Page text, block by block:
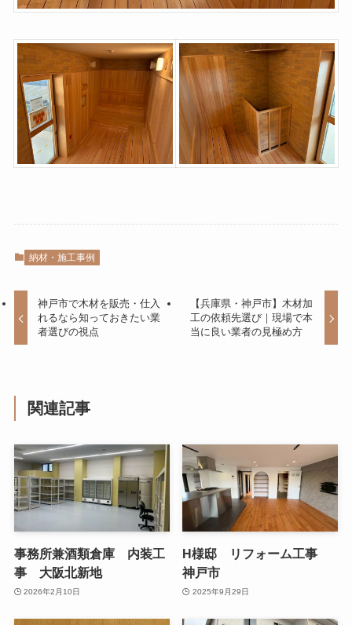
納材・施工事例
神戸市で木材を販売・仕入
れるなら知っておきたい業
者選びの視点
【兵庫県・神戸市】木材加
工の依頼先選び｜現場で本
当に良い業者の見極め方
関連記事
事務所兼酒類倉庫 内装工
事 大阪北新地
2026年2月10日
H様邸 リフォーム工事
神戸市
2025年9月29日